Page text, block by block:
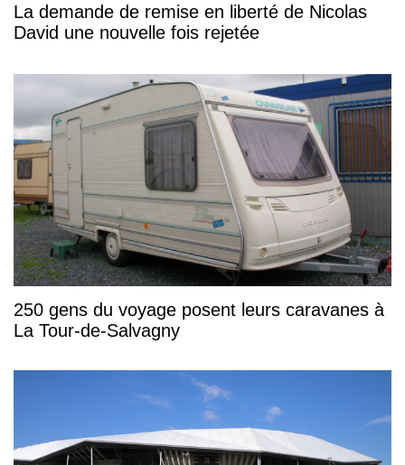
La demande de remise en liberté de Nicolas
David une nouvelle fois rejetée
250 gens du voyage posent leurs caravanes à
La Tour-de-Salvagny